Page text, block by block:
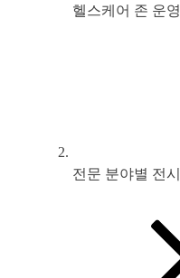
헬스케어 존 운영
전문 분야별 전시